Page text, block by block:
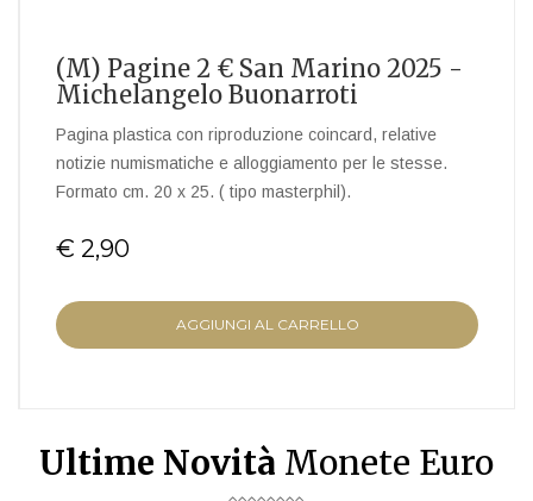
(M) Pagine 2 € San Marino 2025 -
Michelangelo Buonarroti
Pagina plastica con riproduzione coincard, relative
notizie numismatiche e alloggiamento per le stesse.
Formato cm. 20 x 25. ( tipo masterphil).
€ 2,90
AGGIUNGI AL CARRELLO
Ultime Novità Monete Euro